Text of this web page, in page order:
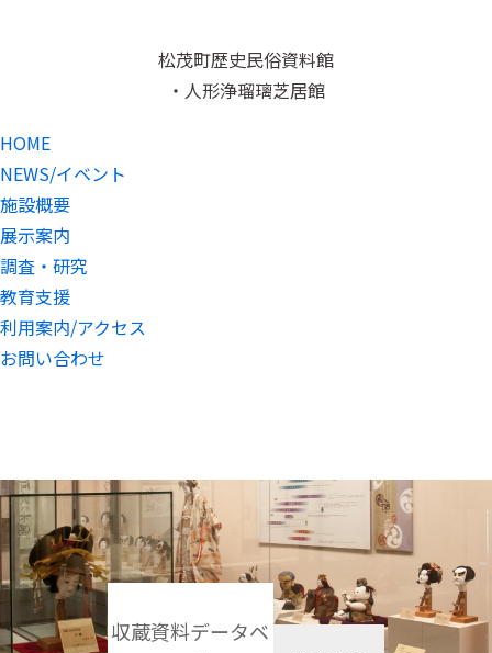
松茂町歴史民俗資料館
・人形浄瑠璃芝居館
HOME
NEWS/イベント
施設概要
展示案内
調査・研究
教育支援
利用案内/アクセス
お問い合わせ
収蔵資料データベ